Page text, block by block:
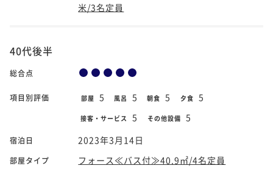
米/3名定員
40代後半
総合点
項目別評価 部屋 5 風呂 5 朝食 5 夕食 5
接客・サービス 5 その他設備 5
宿泊日 2023年3月14日
部屋タイプ フォース≪バス付≫40.9㎡/4名定員